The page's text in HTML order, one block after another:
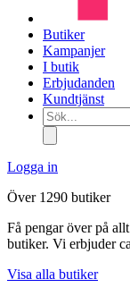
Butiker
Kampanjer
I butik
Erbjudanden
Kundtjänst
Sök...
Logga in
Över 1290 butiker
Få pengar över på
butiker. Vi erbjuder
Visa alla butiker